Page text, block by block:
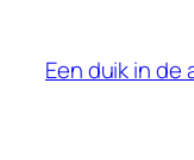
Een duik in de